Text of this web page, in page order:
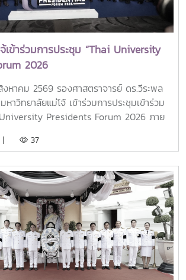
เข้าร่วมการประชุม “Thai University
2026
าคม 2569 รองศาสตราจารย์ ดร.วีระพล
าวิทยาลัยแม่โจ้ เข้าร่วมการประชุมเข้าร่วม
Presidents Forum 2026 ภาย
สตราจารย์ ดร.ยศชนัน วงศ์สวัสดิ์ รองนายก
ะนวัตกรรม เป็นประธานเปิดงาน ณ โรงแรม
อท เซ็นทรัลพลาซ่าลาดพร้าว กทม.สำหรับ
Presidential Forum 2026 มี
ผู้ช่วยรัฐมนตรีประจำกระทรวง อว.
มาพันธ์ ที่ปรึกษา รมว.อว. ศ.ดร.ศุภชัย
ทรวง อว. ดร.พันธุ์เพิ่มศักดิ์ อารุณี รองปลัด
รินยา สาขากร ผู้ช่วยปลัดกระทรวง อว.
านในกระทรวง อว. Professor Tan Eng
| 37